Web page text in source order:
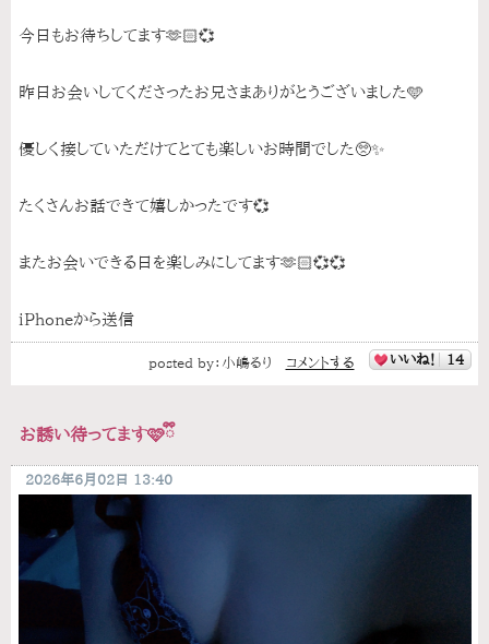
今日もお待ちしてます🫶🏻💞
昨日お会いしてくださったお兄さまありがとうございました🩵
優しく接していただけてとても楽しいお時間でした🥺✨
たくさんお話できて嬉しかったです💞
またお会いできる日を楽しみにしてます🫶🏻💞💞
iPhoneから送信
posted by： 小嶋るり コメントする いいね！ 14
お誘い待ってます🩷ྀི
2026年6月02日 13:40